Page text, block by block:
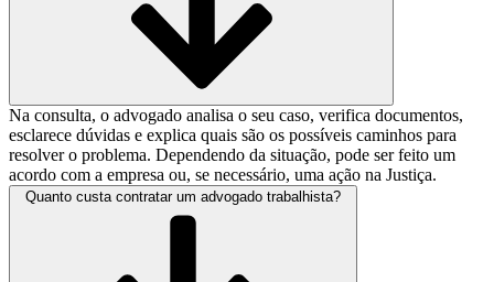
Na consulta, o advogado analisa o seu caso, verifica documentos,
esclarece dúvidas e explica quais são os possíveis caminhos para
resolver o problema. Dependendo da situação, pode ser feito um
acordo com a empresa ou, se necessário, uma ação na Justiça.
Quanto custa contratar um advogado trabalhista?